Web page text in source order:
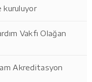
kuruluyor
Vakfı Olağan
Akreditasyon